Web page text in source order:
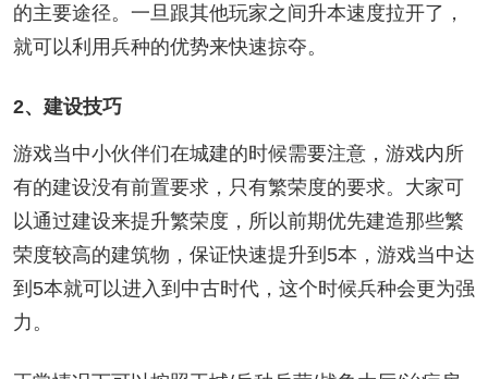
的主要途径。一旦跟其他玩家之间升本速度拉开了，
就可以利用兵种的优势来快速掠夺。
2、建设技巧
游戏当中小伙伴们在城建的时候需要注意，游戏内所
有的建设没有前置要求，只有繁荣度的要求。大家可
以通过建设来提升繁荣度，所以前期优先建造那些繁
荣度较高的建筑物，保证快速提升到5本，游戏当中达
到5本就可以进入到中古时代，这个时候兵种会更为强
力。